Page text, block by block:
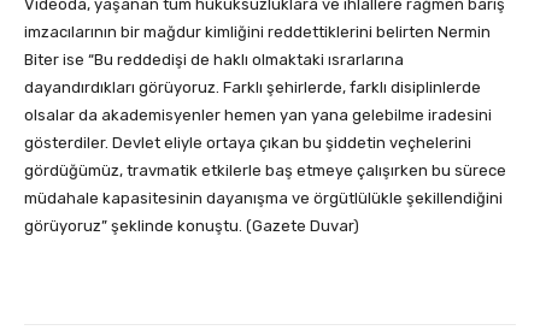
Videoda, yaşanan tüm hukuksuzluklara ve ihlallere rağmen barış
imzacılarının bir mağdur kimliğini reddettiklerini belirten Nermin
Biter ise “Bu reddedişi de haklı olmaktaki ısrarlarına
dayandırdıkları görüyoruz. Farklı şehirlerde, farklı disiplinlerde
olsalar da akademisyenler hemen yan yana gelebilme iradesini
gösterdiler. Devlet eliyle ortaya çıkan bu şiddetin veçhelerini
gördüğümüz, travmatik etkilerle baş etmeye çalışırken bu sürece
müdahale kapasitesinin dayanışma ve örgütlülükle şekillendiğini
görüyoruz” şeklinde konuştu. (Gazete Duvar)